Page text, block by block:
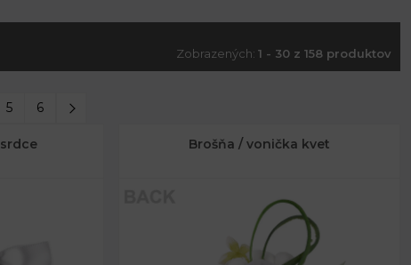
Zobrazených: 1 - 30 z 158 produktov
5 6
Brošňa / vonička kvet